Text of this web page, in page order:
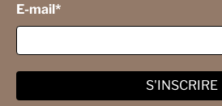
E-mail*
S'INSCRIRE